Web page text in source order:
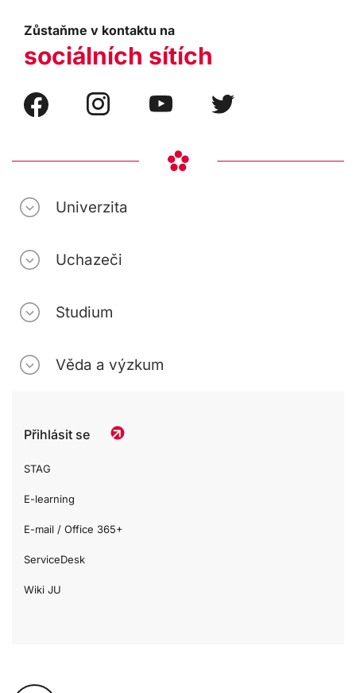
Zůstaňme v kontaktu na
sociálních sítích
Univerzita
Uchazeči
Studium
Věda a výzkum
Přihlásit se
STAG
E-learning
E-mail / Office 365+
ServiceDesk
Wiki JU